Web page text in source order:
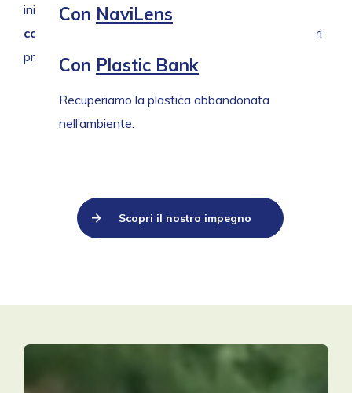
iniziativeche migliorano il presente e
costruiscono il futuro
: NaviLens, Plastic Bank e altri
progetti attivi da molti anni.
Con NaviLens
prodotto anche a chi ha disabilità visive.
Con Plastic Bank
Recuperiamo la plastica abbandonata
nell’ambiente.
Scopri il nostro impegno